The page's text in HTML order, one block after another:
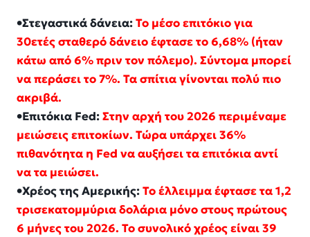
•Στεγαστικά δάνεια:Το μέσο επιτόκιο για
30ετές σταθερό δάνειο έφτασε το 6,68% (ήταν
κάτω από 6% πριν τον πόλεμο). Σύντομα μπορεί
να περάσει το 7%. Τα σπίτια γίνονται πολύ πιο
ακριβά.
•Επιτόκια Fed:Στην αρχή του 2026 περιμέναμε
μειώσεις επιτοκίων. Τώρα υπάρχει 36%
πιθανότητα η Fed να αυξήσει τα επιτόκια αντί
να τα μειώσει.
•Χρέος της Αμερικής:Το έλλειμμα έφτασε τα 1,2
τρισεκατομμύρια δολάρια μόνο στους πρώτους
6 μήνες του 2026. Το συνολικό χρέος είναι 39